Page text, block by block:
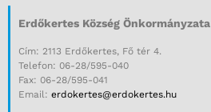
Erdőkertes Község Önkormányzata
Cím: 2113 Erdőkertes, Fő tér 4.
Telefon: 06-28/595-040
Fax: 06-28/595-041
Email: erdokertes@erdokertes.hu